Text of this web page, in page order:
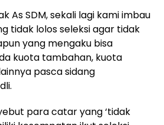
As SDM, sekali lagi kami imbau
tidak lolos seleksi agar tidak
yang mengaku bisa
kuota tambahan, kuota
pasca sidang
para catar yang ‘tidak